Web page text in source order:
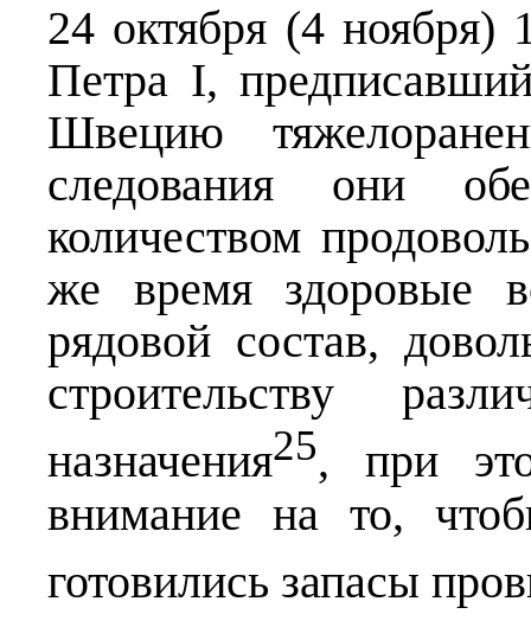
24 октября (4 ноября)
Петра I,
Швецию
следования они
количеством
же время здоровые
рядовой состав,
строительству
назначения25, при
внимание на то,
готовились запасы